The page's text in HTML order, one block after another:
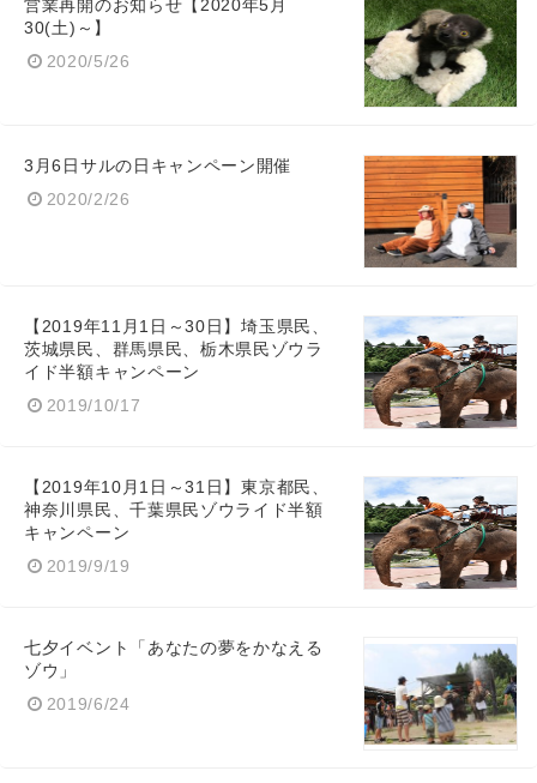
営業再開のお知らせ【2020年5月
30(土)～】
2020/5/26
3月6日サルの日キャンペーン開催
2020/2/26
【2019年11月1日～30日】埼玉県民、
茨城県民、群馬県民、栃木県民ゾウラ
イド半額キャンペーン
2019/10/17
【2019年10月1日～31日】東京都民、
神奈川県民、千葉県民ゾウライド半額
キャンペーン
2019/9/19
七夕イベント「あなたの夢をかなえる
ゾウ」
2019/6/24